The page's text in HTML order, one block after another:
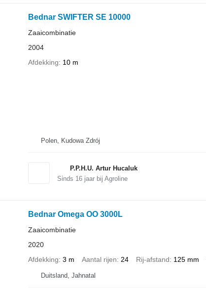
Bednar SWIFTER SE 10000
Zaaicombinatie
2004
Afdekking
10 m
Polen, Kudowa Zdrój
P.P.H.U. Artur Hucaluk
Sinds 16jaar bij Agroline
Bednar Omega OO 3000L
Zaaicombinatie
2020
Afdekking 3 m Aantal rijen 24 Rij-afstand 125 mm
Duitsland, Jahnatal